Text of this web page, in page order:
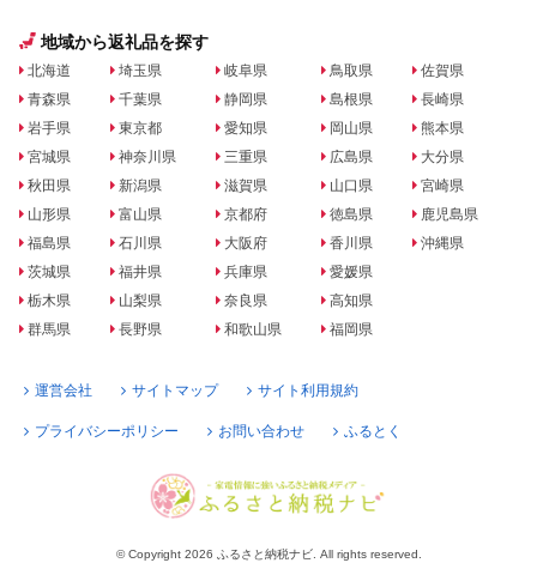
地域から返礼品を探す
北海道
青森県
岩手県
宮城県
秋田県
山形県
福島県
茨城県
栃木県
群馬県
埼玉県
千葉県
東京都
神奈川県
新潟県
富山県
石川県
福井県
山梨県
長野県
岐阜県
静岡県
愛知県
三重県
滋賀県
京都府
大阪府
兵庫県
奈良県
和歌山県
鳥取県
島根県
岡山県
広島県
山口県
徳島県
香川県
愛媛県
高知県
福岡県
佐賀県
長崎県
熊本県
大分県
宮崎県
鹿児島県
沖縄県
運営会社 サイトマップ サイト利用規約
プライバシーポリシー お問い合わせ ふるとく
© Copyright 2026 ふるさと納税ナビ. All rights reserved.